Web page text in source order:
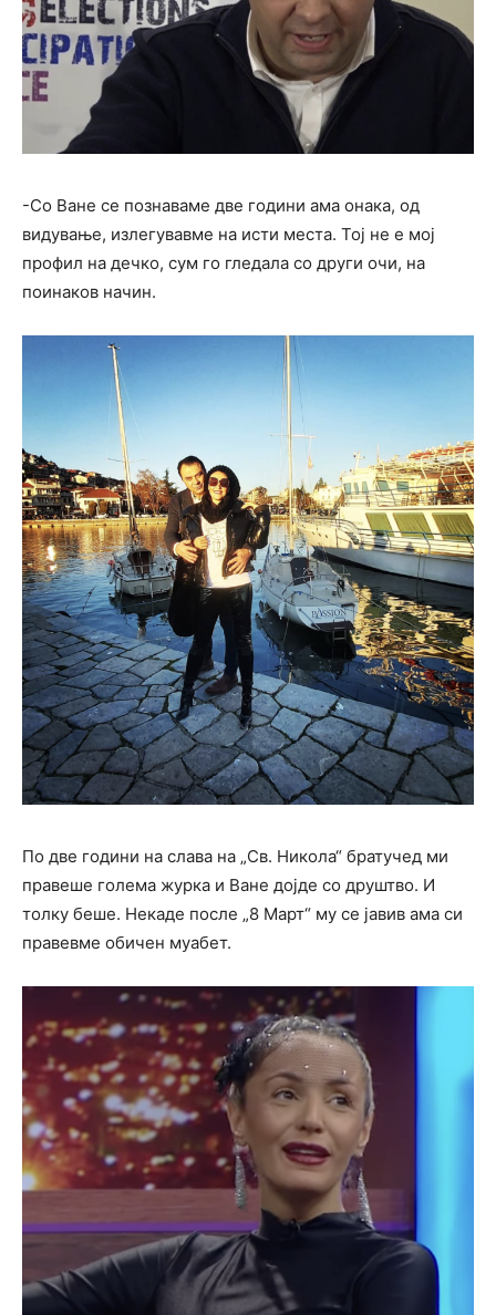
-Со Ване се познаваме две години ама онака, од
видување, излегувавме на исти места. Тој не е мој
профил на дечко, сум го гледала со други очи, на
поинаков начин.
По две години на слава на „Св. Никола“ братучед ми
правеше голема журка и Ване дојде со друштво. И
толку беше. Некаде после „8 Март“ му се јавив ама си
правевме обичен муабет.